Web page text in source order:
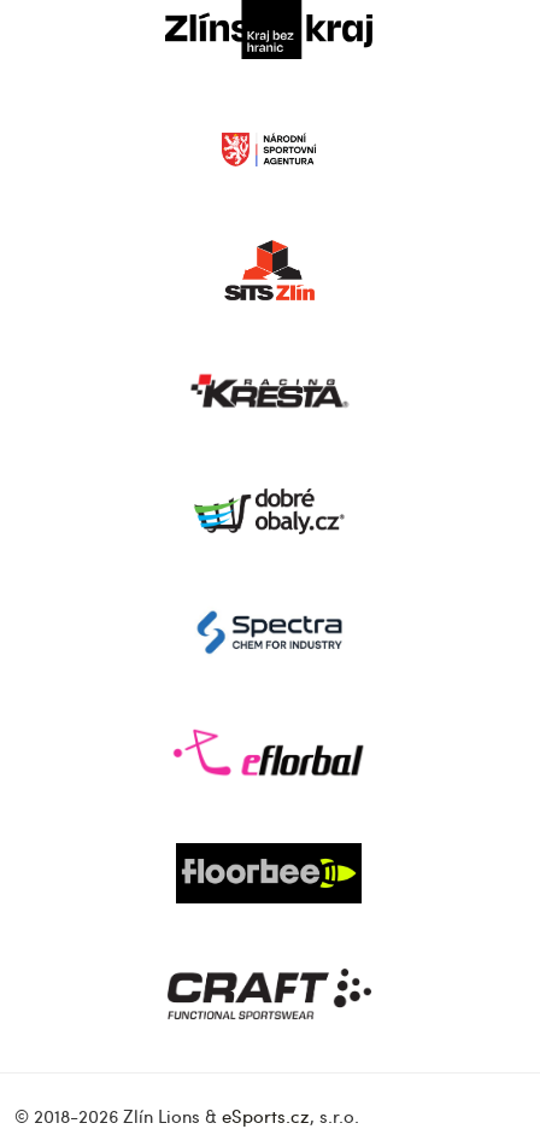
© 2018-2026 Zlín Lions & eSports.cz, s.r.o.